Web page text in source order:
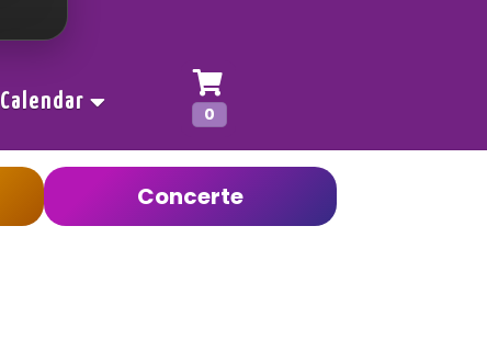
Calendar
0
Concerte